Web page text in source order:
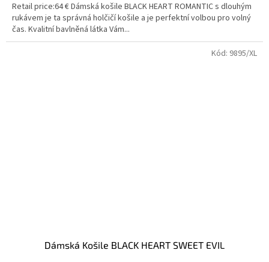
Retail price:64 € Dámská košile BLACK HEART ROMANTIC s dlouhým
rukávem je ta správná holčičí košile a je perfektní volbou pro volný
čas. Kvalitní bavlněná látka Vám...
Dámská Košile BLACK HEART SWEET EVIL
Kód: 9895/XL